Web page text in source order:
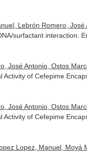
Lebrón Romero,
surfactant interaction.
José Antonio, Ostos
of Cefepime
José Antonio, Ostos
of Cefepime
Lopez, Manuel, Moyá